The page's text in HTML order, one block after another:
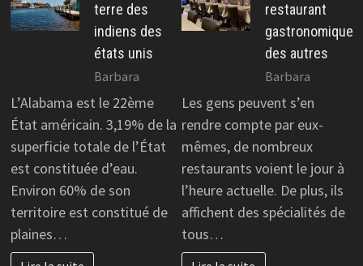
terre des
indiens des
états unis
Barbara
L’Alabama est le 22ème
État américain. 3,19% de la
superficie totale de l’État
est constituée d’eau.
Environ 60% de son
territoire est constitué de
plaines…
restaurant
gastronomique
des autres
Barbara
Les gens peuvent s’en
rendre compte par eux-
mêmes, de nombreux
restaurants voient le jour à
l’heure actuelle. De plus, ils
affichent des spécialités de
tous…